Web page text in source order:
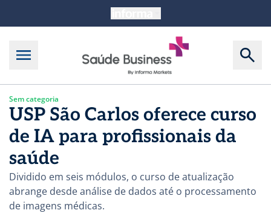
Sem categoria
USP São Carlos oferece curso
de IA para profissionais da
saúde
Dividido em seis módulos, o curso de atualização
abrange desde análise de dados até o processamento
de imagens médicas.